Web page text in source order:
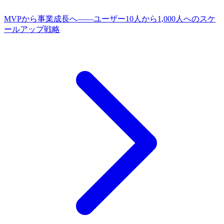
MVPから事業成長へ——ユーザー10人から1,000人へのスケ
ールアップ戦略